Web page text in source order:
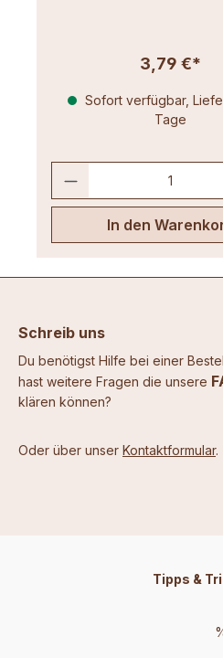
3,79 €*
Sofort verfügbar,
Tage
In den
Schreib uns
Du benötigst Hilfe bei einer
hast weitere Fragen die unsere
klären können?
Oder über unser Kontaktformular.
Tipps &